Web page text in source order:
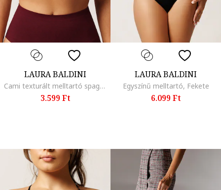
LAURA BALDINI
Cami texturált melltartó spagettipántokkal, Bordó
3.599 Ft
LAURA BALDINI
Egyszínű melltartó, Fekete
6.099 Ft